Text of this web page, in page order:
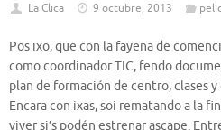
La Clica 9 octubre, 2013
Pos ixo, que con la fayena de
como coordinador TIC, fendo
plan de formación de centro, clases
Encara con ixas, soi rematando a la
viyer si’s podén estrenar ascape.